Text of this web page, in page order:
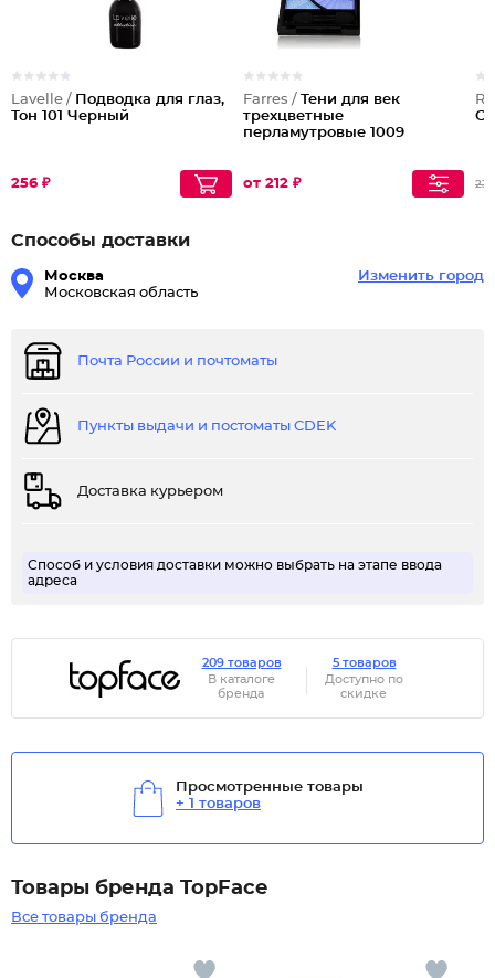
Lavelle / Подводка для глаз,
Тон 101 Черный
256 ₽
Farres / Тени для век
трехцветные
перламутровые 1009
от 212 ₽ 230
Способы доставки
Москва
Московская область
Изменить город
Почта России и почтоматы
Пункты выдачи и постоматы CDEK
Доставка курьером
Способ и условия доставки можно выбрать на этапе ввода
адреса
209 товаров
В каталоге
бренда
5 товаров
Доступно по
скидке
Просмотренные товары
+ 1 товаров
Товары бренда TopFace
Все товары бренда